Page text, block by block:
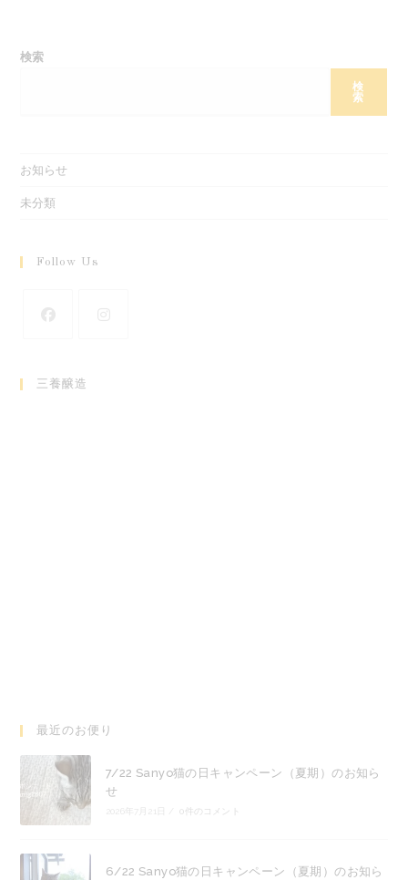
検索
検
索
お知らせ
未分類
Follow Us
い
三養醸造
最近のお便り
7/22 Sanyo猫の日キャンペーン（夏期）のお知ら
せ
0件のコメント
6/22 Sanyo猫の日キャンペーン（夏期）のお知ら